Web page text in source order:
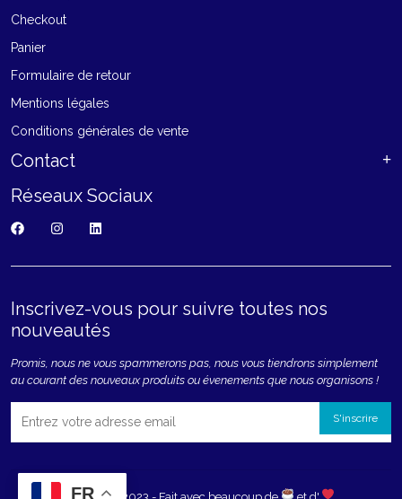
Checkout
Panier
Formulaire de retour
Mentions légales
Conditions générales de vente
Contact
Réseaux Sociaux
Inscrivez-vous pour suivre toutes nos
nouveautés
Promis, nous ne vous spammerons pas, nous vous tiendrons simplement
au courant des nouveaux produits ou évenements que nous organisons !
FR